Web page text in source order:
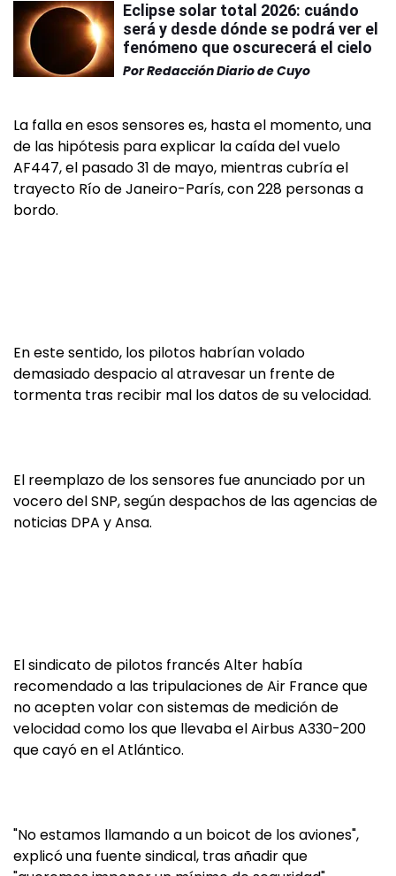
Eclipse solar total 2026: cuándo
será y desde dónde se podrá ver el
fenómeno que oscurecerá el cielo
PorRedacción Diario de Cuyo
La falla en esos sensores es, hasta el momento, una
de las hipótesis para explicar la caída del vuelo
AF447, el pasado 31 de mayo, mientras cubría el
trayecto Río de Janeiro-París, con 228 personas a
bordo.
En este sentido, los pilotos habrían volado
demasiado despacio al atravesar un frente de
tormenta tras recibir mal los datos de su velocidad.
El reemplazo de los sensores fue anunciado por un
vocero del SNP, según despachos de las agencias de
noticias DPA y Ansa.
El sindicato de pilotos francés Alter había
recomendado a las tripulaciones de Air France que
no acepten volar con sistemas de medición de
velocidad como los que llevaba el Airbus A330-200
que cayó en el Atlántico.
"No estamos llamando a un boicot de los aviones",
explicó una fuente sindical, tras añadir que